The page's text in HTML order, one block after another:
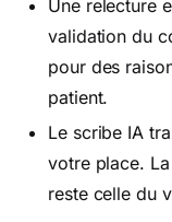
Une relecture
validation du
pour des
patient.
Le scribe IA
votre place.
reste celle du